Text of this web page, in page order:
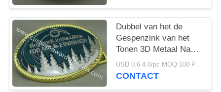
Dubbel van het de
Gespenzink van het
Tonen 3D Metaal Naar
maat gemaakt de
Legerings Zacht Email
USD 0.6-4.0/pc MOQ:100 PCs per ontwerp
CONTACT